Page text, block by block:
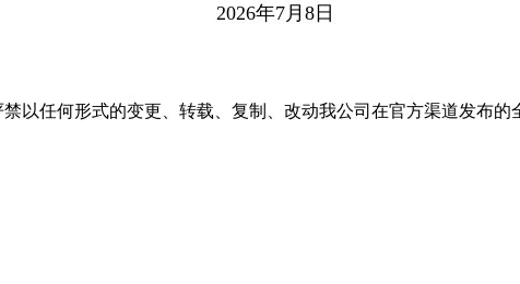
2026年7月8日
以任何形式的变更、转载、复制、改动我公司在官方渠道发布